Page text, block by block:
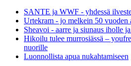
SANTE ja WWF - yhdessä
Urtekram - jo melkein 50 vuoden
Sheavoi - aarre ja siunaus iholle
Hikoilu tulee murrosiässä –
nuorille
Luonnollista apua nukahtamiseen